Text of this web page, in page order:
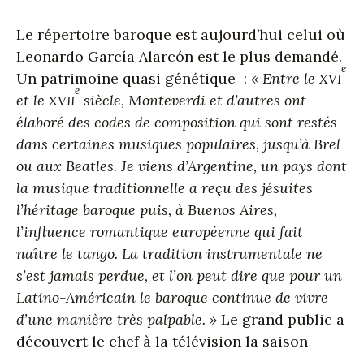
Le répertoire baroque est aujourd’hui celui où
Leonardo García Alarcón est le plus demandé.
Un patrimoine quasi génétique : « Entre le XVI
e
et le XVII
e
siècle, Monteverdi et d’autres ont
élaboré des codes de composition qui sont restés
dans certaines musiques populaires, jusqu’à Brel
ou aux Beatles. Je viens d’Argentine, un pays dont
la musique traditionnelle a reçu des jésuites
l’héritage baroque puis, à Buenos Aires,
l’influence romantique européenne qui fait
naître le tango. La tradition instrumentale ne
s’est jamais perdue, et l’on peut dire que pour un
Latino-Américain le baroque continue de vivre
d’une manière très palpable. » Le grand public a
découvert le chef à la télévision la saison